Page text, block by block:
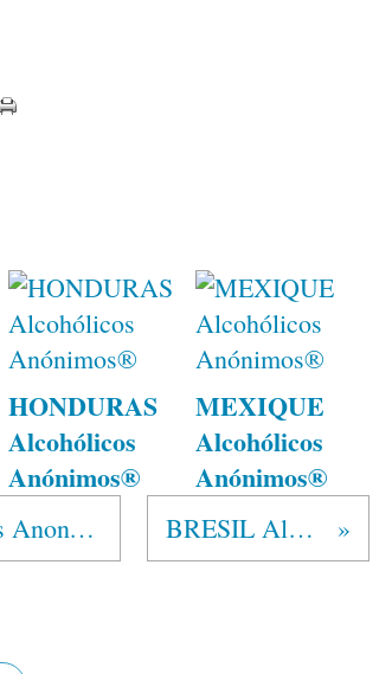
HONDURAS
Alcohólicos
Anónimos®
MEXIQUE
Alcohólicos
Anónimos®
"L'association des Alcooliques Anonymes de Chartres fête ses quarante-et-un ans" BRESIL Alcoólicos Anônimos®